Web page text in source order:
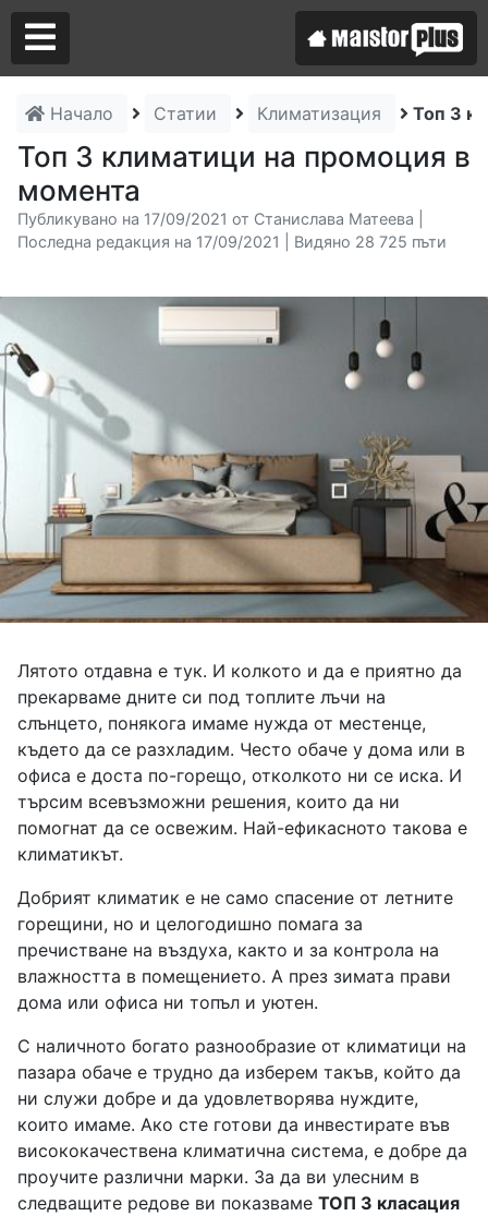
Начало Статии Климатизация Топ 3
Топ 3 климатици на промоция в
момента
Публикувано на 17/09/2021 от Станислава Матеева |
Последна редакция на 17/09/2021 | Видяно 28 725 пъти
Лятото отдавна е тук. И колкото и да е приятно да
прекарваме дните си под топлите лъчи на
слънцето, понякога имаме нужда от местенце,
където да се разхладим. Често обаче у дома или в
офиса е доста по-горещо, отколкото ни се иска. И
търсим всевъзможни решения, които да ни
помогнат да се освежим. Най-ефикасното такова е
климатикът.
Добрият климатик е не само спасение от летните
горещини, но и целогодишно помага за
пречистване на въздуха, както и за контрола на
влажността в помещението. А през зимата прави
дома или офиса ни топъл и уютен.
С наличното богато разнообразие от климатици на
пазара обаче е трудно да изберем такъв, който да
ни служи добре и да удовлетворява нуждите,
които имаме. Ако сте готови да инвестирате във
висококачествена климатична система, е добре да
проучите различни марки. За да ви улесним в
следващите редове ви показваме ТОП 3 класация
Аз съм майстор
Търся майстор